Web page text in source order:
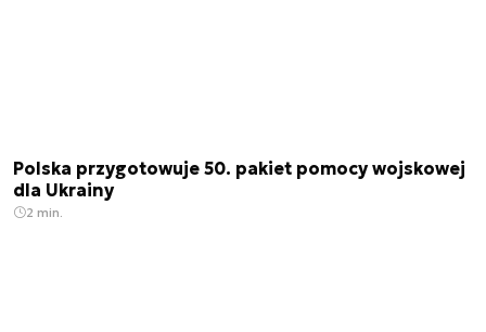
Polska przygotowuje 50. pakiet pomocy wojskowej
dla Ukrainy
2 min.